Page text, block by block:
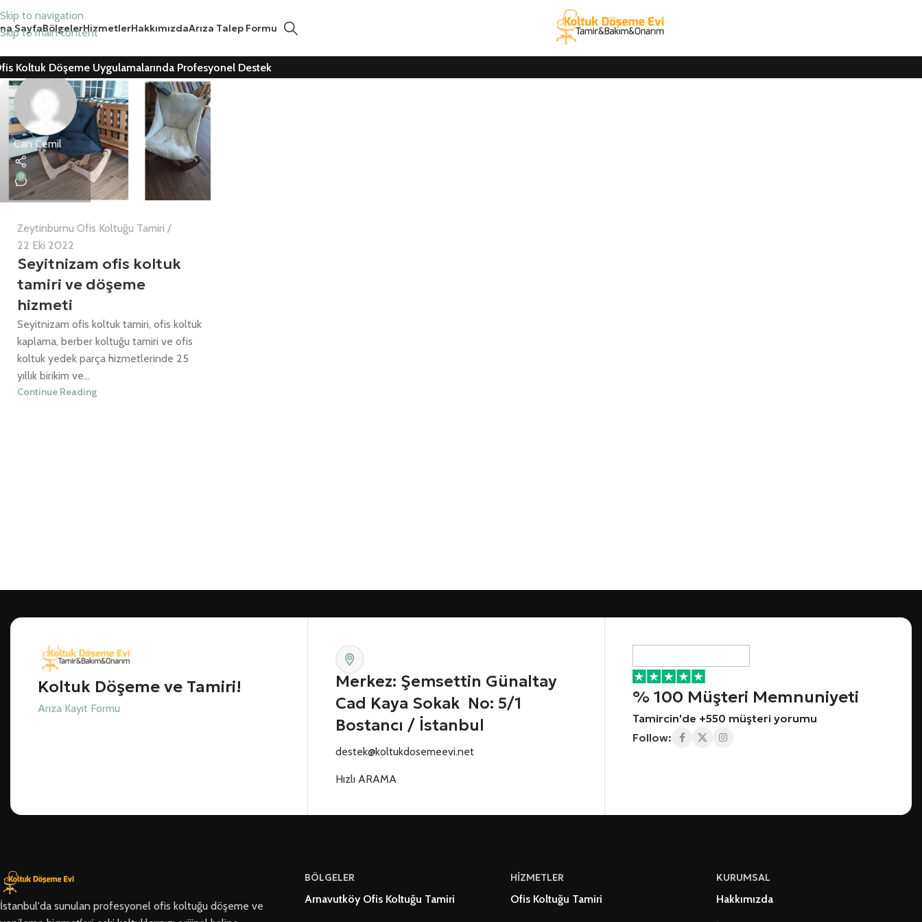
Skip to navigation
Skip to main content
SayfaBölgelerHizmetlerHakkımızdaArıza Talep Formu
Koltuk Döşeme Uygulamalarında Profesyonel Destek
Can Cemil
0
Zeytinburnu Ofis Koltuğu Tamiri
22 Eki 2022
Seyitnizam ofis koltuk
tamiri ve döşeme
hizmeti
Seyitnizam ofis koltuk tamiri, ofis koltuk
kaplama, berber koltuğu tamiri ve ofis
koltuk yedek parça hizmetlerinde 25
yıllık birikim ve...
Continue Reading
Koltuk Döşeme ve Tamiri!
Arıza Kayıt Formu
Merkez: Şemsettin Günaltay
Cad Kaya Sokak No: 5/1
Bostancı / İstanbul
destek@koltukdosemeevi.net
Hızlı ARAMA
% 100 Müşteri Memnuniyeti
Tamircin'de +550 müşteri yorumu
Follow:
İstanbul'da sunulan profesyonel ofis koltuğu döşeme ve
BÖLGELER
Arnavutköy Ofis Koltuğu Tamiri
HİZMETLER
Ofis Koltuğu Tamiri
KURUMSAL
Hakkımızda